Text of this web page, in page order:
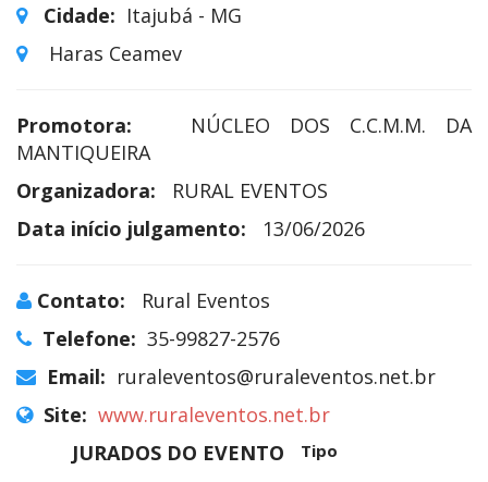
Cidade: Itajubá - MG
Haras Ceamev
Promotora:
NÚCLEO DOS C.C.M.M. DA
MANTIQUEIRA
Organizadora:
RURAL EVENTOS
Data início julgamento:
13/06/2026
Contato:
Rural Eventos
Telefone: 35-99827-2576
Email: ruraleventos@ruraleventos.net.br
Site: www.ruraleventos.net.br
JURADOS DO EVENTO
Tipo